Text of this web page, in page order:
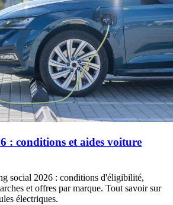
: conditions et aides voiture
social 2026 : conditions d'éligibilité,
et offres par marque. Tout savoir sur
électriques.